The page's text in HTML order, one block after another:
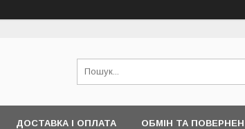
ДОСТАВКА І ОПЛАТА ОБМІН ТА